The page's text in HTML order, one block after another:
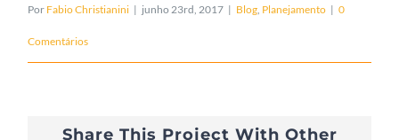
Por Fabio Christianini | junho 23rd, 2017 | Blog, Planejamento | 0
Comentários
Share This Project With Other